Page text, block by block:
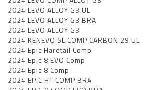
2024 LEVO ALLOY G3 UL
2024 LEVO ALLOY G3 BRA
2024 LEVO ALLOY G3
2024 KENEVO SL COMP CARBON 29 UL
2024 Epic Hardtail Comp
2024 Epic 8 EVO Comp
2024 Epic 8 Comp
2024 EPIC HT COMP BRA